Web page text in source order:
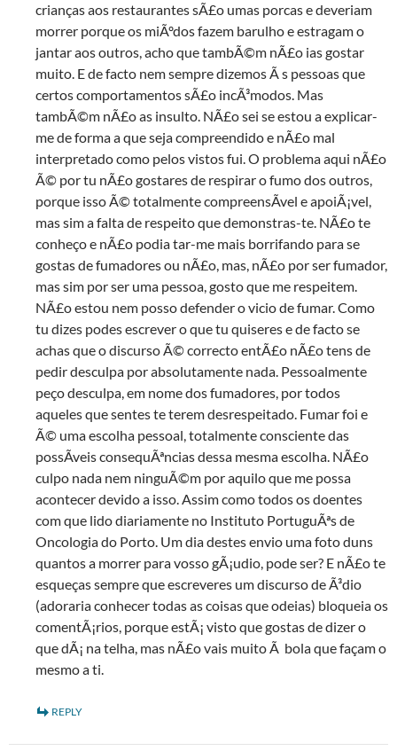
crianças aos restaurantes sÃ£o umas porcas e deveriam
morrer porque os miÃºdos fazem barulho e estragam o
jantar aos outros, acho que tambÃ©m nÃ£o ias gostar
muito. E de facto nem sempre dizemos Ã s pessoas que
certos comportamentos sÃ£o incÃ³modos. Mas
tambÃ©m nÃ£o as insulto. NÃ£o sei se estou a explicar-
me de forma a que seja compreendido e nÃ£o mal
interpretado como pelos vistos fui. O problema aqui nÃ£o
Ã© por tu nÃ£o gostares de respirar o fumo dos outros,
porque isso Ã© totalmente compreensÃ­vel e apoiÃ¡vel,
mas sim a falta de respeito que demonstras-te. NÃ£o te
conheço e nÃ£o podia tar-me mais borrifando para se
gostas de fumadores ou nÃ£o, mas, nÃ£o por ser fumador,
mas sim por ser uma pessoa, gosto que me respeitem.
NÃ£o estou nem posso defender o vicio de fumar. Como
tu dizes podes escrever o que tu quiseres e de facto se
achas que o discurso Ã© correcto entÃ£o nÃ£o tens de
pedir desculpa por absolutamente nada. Pessoalmente
peço desculpa, em nome dos fumadores, por todos
aqueles que sentes te terem desrespeitado. Fumar foi e
Ã© uma escolha pessoal, totalmente consciente das
possÃ­veis consequÃªncias dessa mesma escolha. NÃ£o
culpo nada nem ninguÃ©m por aquilo que me possa
acontecer devido a isso. Assim como todos os doentes
com que lido diariamente no Instituto PortuguÃªs de
Oncologia do Porto. Um dia destes envio uma foto duns
quantos a morrer para vosso gÃ¡udio, pode ser? E nÃ£o te
esqueças sempre que escreveres um discurso de Ã³dio
(adoraria conhecer todas as coisas que odeias) bloqueia os
comentÃ¡rios, porque estÃ¡ visto que gostas de dizer o
que dÃ¡ na telha, mas nÃ£o vais muito Ã bola que façam o
mesmo a ti.
REPLY